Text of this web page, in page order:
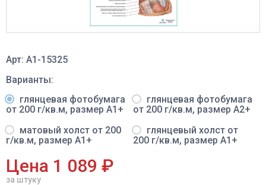
Арт: A1-15325
Варианты:
глянцевая фотобумага
от 200 г/кв.м, размер A1+
глянцевая фотобумага
от 200 г/кв.м, размер A2+
матовый холст от 200
г/кв.м, размер A1+
глянцевый холст от
200 г/кв.м, размер A1+
Цена 1 089 ₽
за штуку